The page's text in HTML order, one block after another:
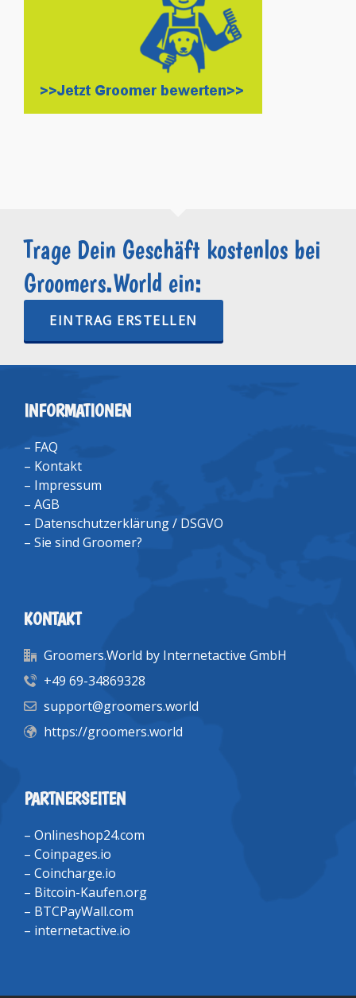
Trage Dein Geschäft kostenlos bei
Groomers.World ein:
EINTRAG ERSTELLEN
INFORMATIONEN
– FAQ
– Kontakt
– Impressum
– AGB
– Datenschutzerklärung / DSGVO
– Sie sind Groomer?
KONTAKT
Groomers.World by Internetactive GmbH
+49 69-34869328
support@groomers.world
https://groomers.world
PARTNERSEITEN
– Onlineshop24.com
– Coinpages.io
– Coincharge.io
– Bitcoin-Kaufen.org
– BTCPayWall.com
– internetactive.io